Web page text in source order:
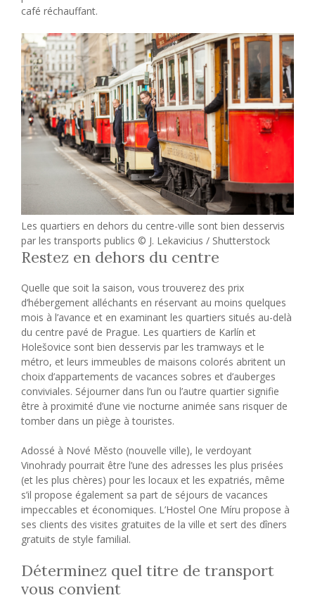
café réchauffant.
Les quartiers en dehors du centre-ville sont bien desservis
par les transports publics © J. Lekavicius / Shutterstock
Restez en dehors du centre
Quelle que soit la saison, vous trouverez des prix
d’hébergement alléchants en réservant au moins quelques
mois à l’avance et en examinant les quartiers situés au-delà
du centre pavé de Prague. Les quartiers de Karlín et
Holešovice sont bien desservis par les tramways et le
métro, et leurs immeubles de maisons colorés abritent un
choix d’appartements de vacances sobres et d’auberges
conviviales. Séjourner dans l’un ou l’autre quartier signifie
être à proximité d’une vie nocturne animée sans risquer de
tomber dans un piège à touristes.
Adossé à Nové Město (nouvelle ville), le verdoyant
Vinohrady pourrait être l’une des adresses les plus prisées
(et les plus chères) pour les locaux et les expatriés, même
s’il propose également sa part de séjours de vacances
impeccables et économiques. L’Hostel One Míru propose à
ses clients des visites gratuites de la ville et sert des dîners
gratuits de style familial.
Déterminez quel titre de transport
vous convient